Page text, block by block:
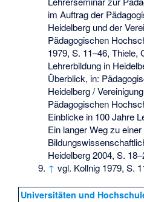
im Auftrag der
Heidelberg und der
Pädagogischen
1979, S. 11–46, Thiele,
Lehrerbildung in
Überblick, in:
Heidelberg /
Pädagogischen
Einblicke in 100 Jahre
Ein langer Weg zu
Heidelberg 2004, S.
↑ vgl. Kollnig 1979, S.
Universitäten und